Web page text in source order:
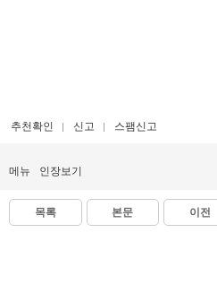
추천확인 신고 스팸신고
메뉴 인장보기
목록 본문 이전